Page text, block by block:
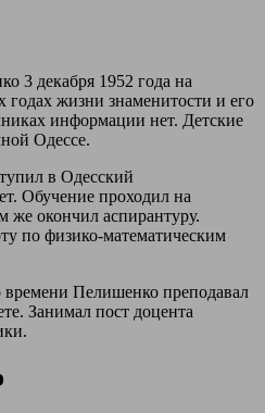
3 декабря 1952 года на
жизни знаменитости и его
информации нет. Детские
Одессе.
в Одесский
Обучение проходил на
же окончил аспирантуру.
по физико-математическим
Пелишенко преподавал
Занимал пост доцента